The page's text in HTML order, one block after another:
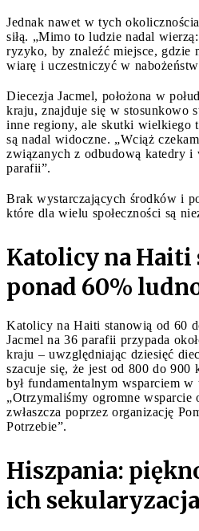
Jednak nawet w tych
siłą. „Mimo to ludzie nadal
ryzyko, by znaleźć miejsce, gdzie
wiarę i uczestniczyć w
Diecezja Jacmel, położona w
kraju, znajduje się w stosunkowo
inne regiony, ale skutki wielkiego
są nadal widoczne. „Wciąż
związanych z odbudową katedry i
parafii”.
Brak wystarczających środków i
które dla wielu społeczności są
Katolicy na Haiti
ponad 60%
Katolicy na Haiti stanowią od 60
Jacmel na 36 parafii przypada
kraju – uwzględniając dziesięć
szacuje się, że jest od 800 do 900
był fundamentalnym wsparciem
„Otrzymaliśmy ogromne wsparcie
zwłaszcza poprzez organizację
Potrzebie”.
Hiszpania:
ich sekularyzacja